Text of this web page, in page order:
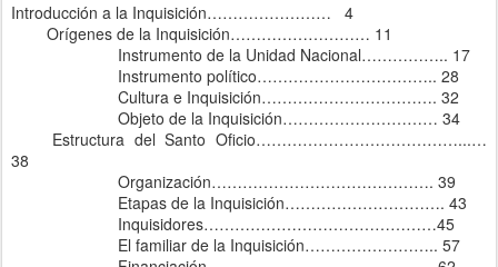
Introducción a la Inquisición…………………… 4
Orígenes de la Inquisición……………………… 11
Instrumento de la Unidad Nacional…………….. 17
Instrumento político…………………………….. 28
Cultura e Inquisición……………………………. 32
Objeto de la Inquisición………………………… 34
Estructura del Santo Oficio…………………………………...…
38
Organización……………………………………. 39
Etapas de la Inquisición…………………………. 43
Inquisidores………………………………………45
El familiar de la Inquisición…………………….. 57